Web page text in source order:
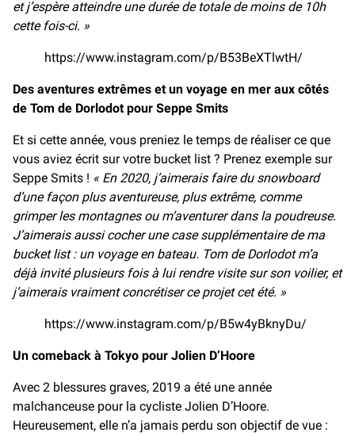
et j’espère atteindre une durée de totale de moins de 10h
cette fois-ci. »
https://www.instagram.com/p/B53BeXTlwtH/
Des aventures extrêmes et un voyage en mer aux côtés
de Tom de Dorlodot pour Seppe Smits
Et si cette année, vous preniez le temps de réaliser ce que
vous aviez écrit sur votre bucket list ? Prenez exemple sur
Seppe Smits ! « En 2020, j’aimerais faire du snowboard
d’une façon plus aventureuse, plus extrême, comme
grimper les montagnes ou m’aventurer dans la poudreuse.
J’aimerais aussi cocher une case supplémentaire de ma
bucket list : un voyage en bateau. Tom de Dorlodot m’a
déjà invité plusieurs fois à lui rendre visite sur son voilier, et
j’aimerais vraiment concrétiser ce projet cet été. »
https://www.instagram.com/p/B5w4yBknyDu/
Un comeback à Tokyo pour Jolien D’Hoore
Avec 2 blessures graves, 2019 a été une année
malchanceuse pour la cycliste Jolien D’Hoore.
Heureusement, elle n’a jamais perdu son objectif de vue :